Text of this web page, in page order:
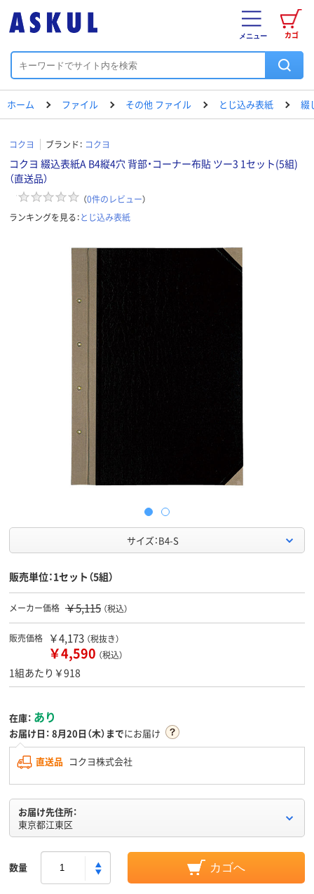
カゴ
メニュー
ホーム ファイル その他 ファイル とじ込み表紙 綴
コクヨ ブランド： コクヨ
コクヨ 綴込表紙A B4縦4穴 背部・コーナー布貼 ツー3 1セット(5組)
（直送品）
（0件のレビュー）
ランキングを見る：とじ込み表紙
サイズ：B4-S
販売単位：1セット（5組）
メーカー価格 ￥5,115 （税込）
販売価格 ￥4,173 （税抜き）
￥4,590 （税込）
1組あたり￥918
在庫： あり
お届け日： 8月20日（木）までにお届け
直送品 コクヨ株式会社
お届け先住所：
東京都江東区
数量 カゴへ